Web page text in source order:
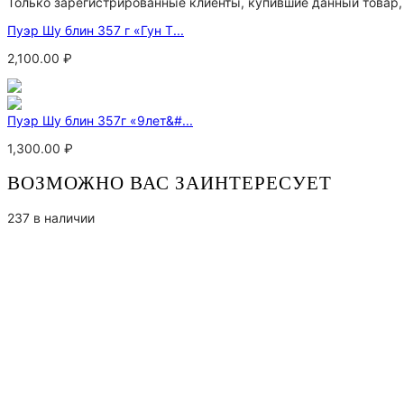
Пуэр Шу блин 357 г «Гун Т...
2,100.00 ₽
Пуэр Шу блин 357г «9лет&#...
1,300.00 ₽
ВОЗМОЖНО ВАС ЗАИНТЕРЕСУЕТ
237 в наличии